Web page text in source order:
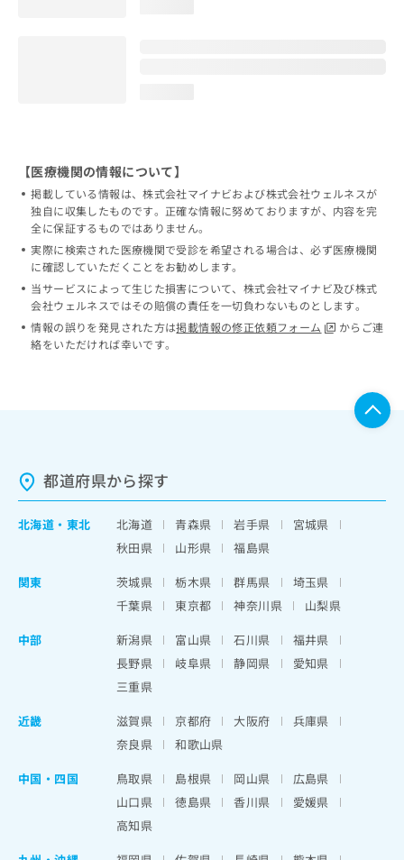
【医療機関の情報について】
掲載している情報は、株式会社マイナビおよび株式会社ウェルネスが
独自に収集したものです。正確な情報に努めておりますが、内容を完
全に保証するものではありません。
実際に検索された医療機関で受診を希望される場合は、必ず医療機関
に確認していただくことをお勧めします。
当サービスによって生じた損害について、株式会社マイナビ及び株式
会社ウェルネスではその賠償の責任を一切負わないものとします。
情報の誤りを発見された方は掲載情報の修正依頼フォーム
からご連
絡をいただければ幸いです。
都道府県から探す
北海道 ・ 東北 北海道 青森県 岩手県
宮城県
秋田県
山形県
福島県
関東
茨城県 栃木県 群馬県
埼玉県
千葉県
東京都 神奈川県
山梨県
中部
新潟県 富山県 石川県
福井県
長野県
岐阜県 静岡県
愛知県
三重県
近畿
滋賀県 京都府 大阪府
兵庫県
奈良県
和歌山県
中国・四国
鳥取県 島根県 岡山県
広島県
山口県
徳島県 香川県
愛媛県
高知県